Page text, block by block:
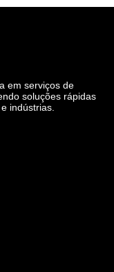
em serviços de
soluções rápidas
indústrias.